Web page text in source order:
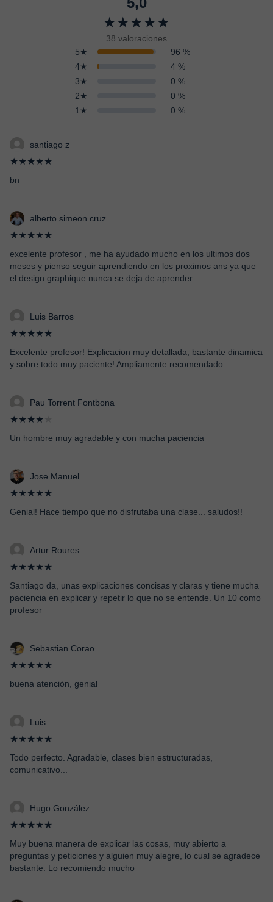
★★★★★
38 valoraciones
5★
96 %
4★
4 %
3★
0 %
2★
0 %
1★
0 %
santiago z
★★★★★
bn
alberto simeon cruz
★★★★★
excelente profesor , me ha ayudado mucho en los ultimos dos
meses y pienso seguir aprendiendo en los proximos ans ya que
el design graphique nunca se deja de aprender .
Luis Barros
★★★★★
Excelente profesor! Explicacion muy detallada, bastante dinamica
y sobre todo muy paciente! Ampliamente recomendado
Pau Torrent Fontbona
★★★★
Un hombre muy agradable y con mucha paciencia
Jose Manuel
★★★★★
Genial! Hace tiempo que no disfrutaba una clase... saludos!!
Artur Roures
★★★★★
Santiago da, unas explicaciones concisas y claras y tiene mucha
paciencia en explicar y repetir lo que no se entende. Un 10 como
profesor
Sebastian Corao
★★★★★
buena atención, genial
Luis
★★★★★
Todo perfecto. Agradable, clases bien estructuradas,
comunicativo...
Hugo González
★★★★★
Muy buena manera de explicar las cosas, muy abierto a
preguntas y peticiones y alguien muy alegre, lo cual se agradece
bastante. Lo recomiendo mucho